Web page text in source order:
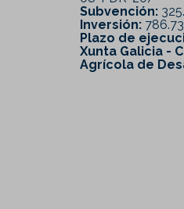
Subvención:
Inversión:
Plazo de
Xunta Galicia -
Agrícola de